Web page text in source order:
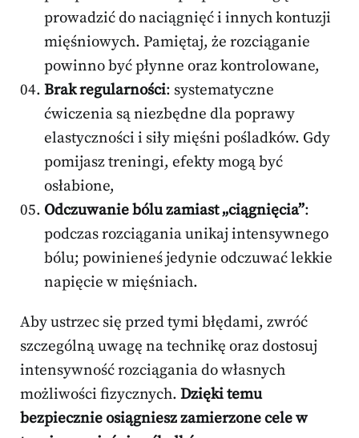
prowadzić do naciągnięć i innych kontuzji
mięśniowych. Pamiętaj, że rozciąganie
powinno być płynne oraz kontrolowane,
Brak regularności: systematyczne
ćwiczenia są niezbędne dla poprawy
elastyczności i siły mięśni pośladków. Gdy
pomijasz treningi, efekty mogą być
osłabione,
Odczuwanie bólu zamiast „ciągnięcia”:
podczas rozciągania unikaj intensywnego
bólu; powinieneś jedynie odczuwać lekkie
napięcie w mięśniach.
Aby ustrzec się przed tymi błędami, zwróć
szczególną uwagę na technikę oraz dostosuj
intensywność rozciągania do własnych
możliwości fizycznych. Dzięki temu
bezpiecznie osiągniesz zamierzone cele w